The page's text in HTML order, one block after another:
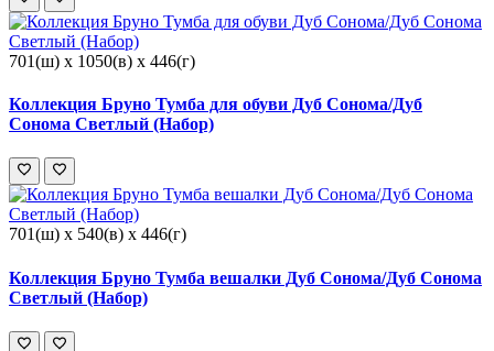
701(ш) x 1050(в) x 446(г)
Коллекция Бруно Тумба для обуви Дуб Сонома/Дуб
Сонома Светлый (Набор)
701(ш) x 540(в) x 446(г)
Коллекция Бруно Тумба вешалки Дуб Сонома/Дуб Сонома
Светлый (Набор)